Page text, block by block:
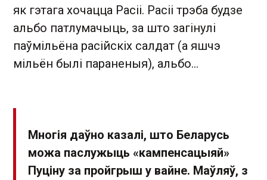
як гэтага хочацца Расіі. Расіі трэба будзе
альбо патлумачыць, за што загінулі
паўмільёна расійскіх салдат (а яшчэ
мільён былі параненыя), альбо…
Многія даўно казалі, што Беларусь
можа паслужыць «кампенсацыяй»
Пуціну за пройгрыш у вайне. Маўляў, з